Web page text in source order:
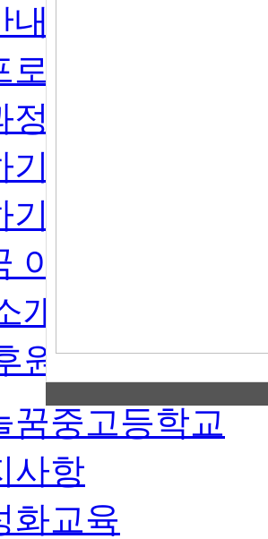
내
그램
모델
기
기
이야기
개
원하기
꿈중고등학교
사항
화교육